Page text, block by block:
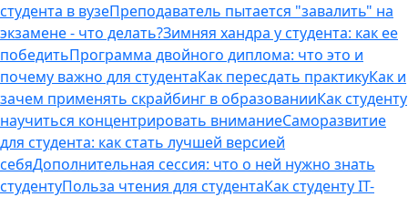
студента в вузеПреподаватель пытается "завалить" на
экзамене - что делать?Зимняя хандра у студента: как ее
победитьПрограмма двойного диплома: что это и
почему важно для студентаКак пересдать практикуКак и
зачем применять скрайбинг в образованииКак студенту
научиться концентрировать вниманиеСаморазвитие
для студента: как стать лучшей версией
себяДополнительная сессия: что о ней нужно знать
студентуПольза чтения для студентаКак студенту IT-